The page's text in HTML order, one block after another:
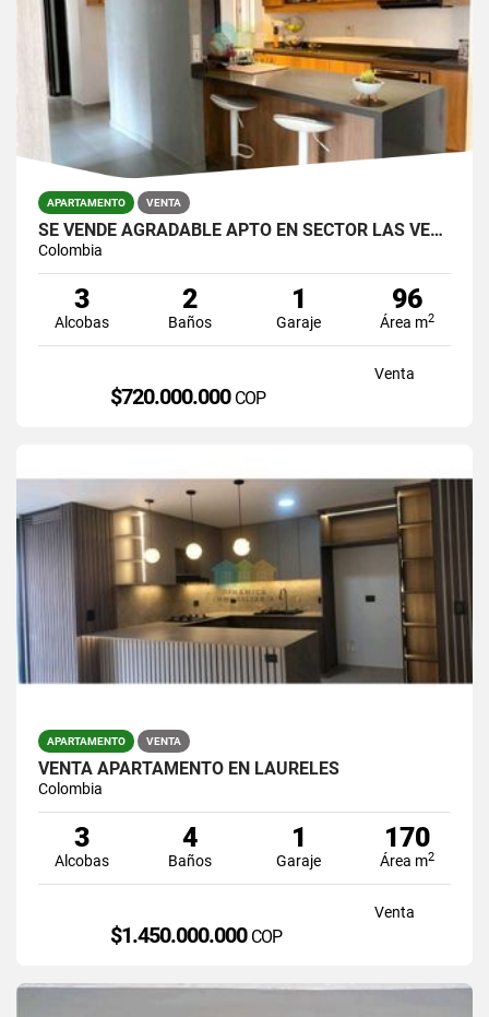
APARTAMENTO VENTA
SE VENDE AGRADABLE APTO EN SECTOR LAS VEGAS,CERCA A JUMBO.
Colombia
3
Alcobas
2
Baños
1
Garaje
96
Área m2
Venta
$720.000.000 COP
APARTAMENTO VENTA
VENTA APARTAMENTO EN LAURELES
Colombia
3
Alcobas
4
Baños
1
Garaje
170
Área m2
Venta
$1.450.000.000 COP